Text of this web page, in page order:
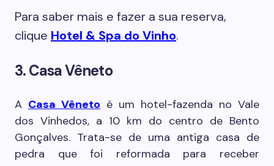
Para saber mais e fazer a sua reserva,
clique Hotel & Spa do Vinho.
3. Casa Vêneto
A Casa Vêneto é um hotel-fazenda no Vale
dos Vinhedos, a 10 km do centro de Bento
Gonçalves. Trata-se de uma antiga casa de
pedra que foi reformada para receber